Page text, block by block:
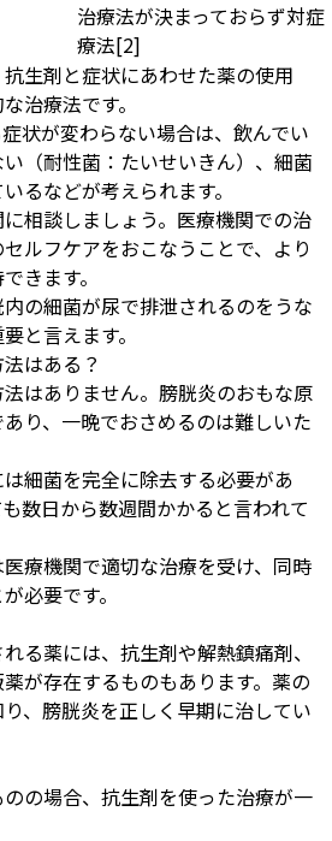
治療法が決まっておらず対症
療法[2]
生剤と症状にあわせた薬の使用
治療法です。
状が変わらない場合は、飲んでい
（耐性菌：たいせいきん）、細菌
るなどが考えられます。
相談しましょう。医療機関での治
ルフケアをおこなうことで、より
きます。
の細菌が尿で排泄されるのをうな
と言えます。
はある？
はありません。膀胱炎のおもな原
り、一晩でおさめるのは難しいた
細菌を完全に除去する必要があ
数日から数週間かかると言われて
療機関で適切な治療を受け、同時
必要です。
る薬には、抗生剤や解熱鎮痛剤、
が存在するものもあります。薬の
、膀胱炎を正しく早期に治してい
の場合、抗生剤を使った治療が一